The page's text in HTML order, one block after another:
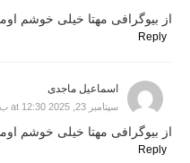
از بیوگرافی مهتا خیلی خوشم
Reply
اسماعیل ماجدی
سپتامبر 23, 2025 at 12:30 ب.ظ
از بیوگرافی مهتا خیلی خوشم
Reply